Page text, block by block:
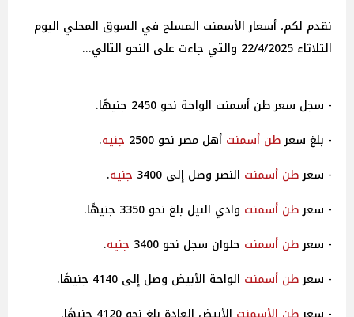
نقدم لكم، أسعار الأسمنت المسلح في السوق المحلي اليوم
الثلاثاء 22/4/2025 والتي جاءت على النحو التالي...
- سجل سعر طن أسمنت الواحة نحو 2450 جنيهًا.
- بلغ سعرطن أسمنت أهل مصر نحو 2500 جنيه.
- سعرطن أسمنت النصر وصل إلى 3400 جنيه.
- سعرطن أسمنت وادي النيل بلغ نحو 3350 جنيهًا.
- سعرطن أسمنت حلوان سجل نحو 3400 جنيه.
- سعرطن أسمنت الواحة الأبيض وصل إلى 4140 جنيهًا.